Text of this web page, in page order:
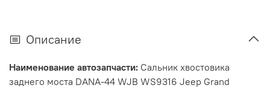
Описание
Наименование автозапчасти: Сальник хвостовика
заднего моста DANA-44 WJB WS9316 Jeep Grand